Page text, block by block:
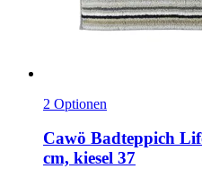
2 Optionen
Cawö Badteppich
cm, kiesel 37